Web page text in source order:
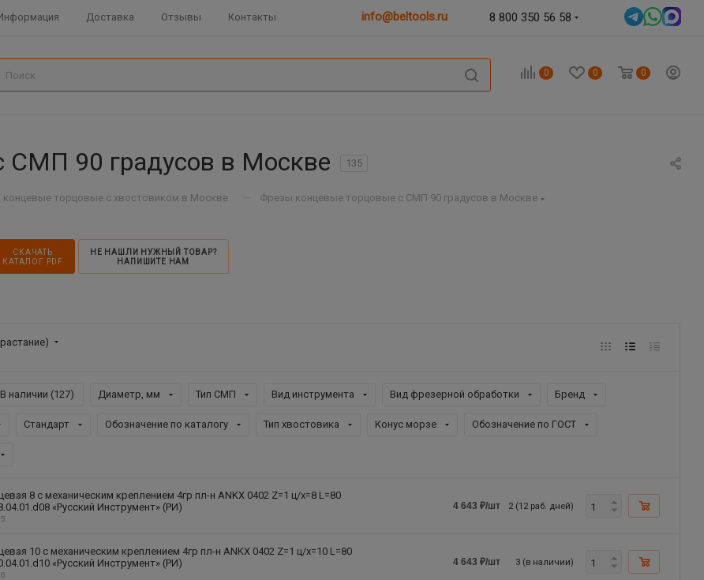
Доставка Отзывы Контакты info@beltools.ru 8 800 350 56 58
0 0 0
СМП 90 градусов в Москве 135
торцовые с хвостовиком в Москве Фрезы концевые торцовые с СМП 90 градусов в Москве
СКАЧАТЬ
КАТАЛОГ PDF
НЕ НАШЛИ НУЖНЫЙ ТОВАР?
НАПИШИТЕ НАМ
В наличии (127) Диаметр, мм Тип СМП Вид инструмента Вид фрезерной обработки Бренд
Стандарт Обозначение по каталогу Тип хвостовика Конус морзе Обозначение по ГОСТ
8 с механическим креплением 4гр пл-н ANKX 0402 Z=1 ц/х=8 L=80
«Русский Инструмент» (РИ)
4 643 ₽/шт 2 (12 раб. дней)
10 с механическим креплением 4гр пл-н ANKX 0402 Z=1 ц/х=10 L=80
«Русский Инструмент» (РИ)
4 643 ₽/шт 3 (в наличии)